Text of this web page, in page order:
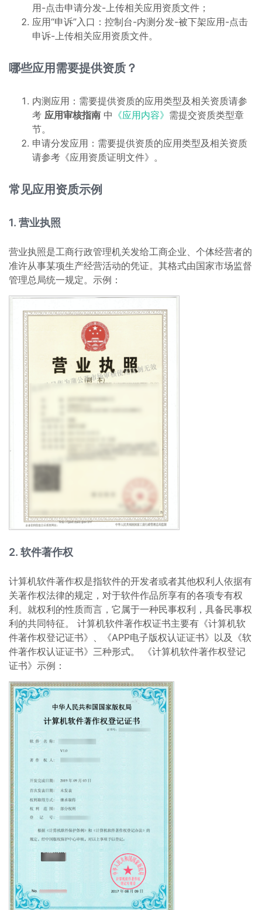
用-点击申请分发-上传相关应用资质文件；
应用“申诉”入口：控制台-内测分发-被下架应用-点击
申诉-上传相关应用资质文件。
哪些应用需要提供资质？
内测应用：需要提供资质的应用类型及相关资质请参
考 应用审核指南 中 《应用内容》 需提交资质类型章
节。
申请分发应用：需要提供资质的应用类型及相关资质
请参考《应用资质证明文件》。
常见应用资质示例
1. 营业执照
营业执照是工商行政管理机关发给工商企业、个体经营者的
准许从事某项生产经营活动的凭证。其格式由国家市场监督
管理总局统一规定。示例：
2. 软件著作权
计算机软件著作权是指软件的开发者或者其他权利人依据有
关著作权法律的规定，对于软件作品所享有的各项专有权
利。就权利的性质而言，它属于一种民事权利，具备民事权
利的共同特征。 计算机软件著作权证书主要有《计算机软
件著作权登记证书》、《APP电子版权认证证书》以及《软
件著作权认证证书》三种形式。 《计算机软件著作权登记
证书》示例：